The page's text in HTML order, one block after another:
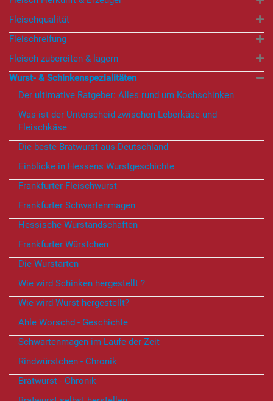
Fleischqualität
Fleischreifung
Fleisch zubereiten & lagern
Wurst- & Schinkenspezialitäten
Der ultimative Ratgeber: Alles rund um Kochschinken
Was ist der Unterscheid zwischen Leberkäse und
Fleischkäse
Die beste Bratwurst aus Deutschland
Einblicke in Hessens Wurstgeschichte
Frankfurter Fleischwurst
Frankfurter Schwartenmagen
Hessische Wurstandschaften
Frankfurter Würstchen
Die Wurstarten
Wie wird Schinken hergestellt ?
Wie wird Wurst hergestellt?
Ahle Worschd - Geschichte
Schwartenmagen im Laufe der Zeit
Rindwürstchen - Chronik
Bratwurst - Chronik